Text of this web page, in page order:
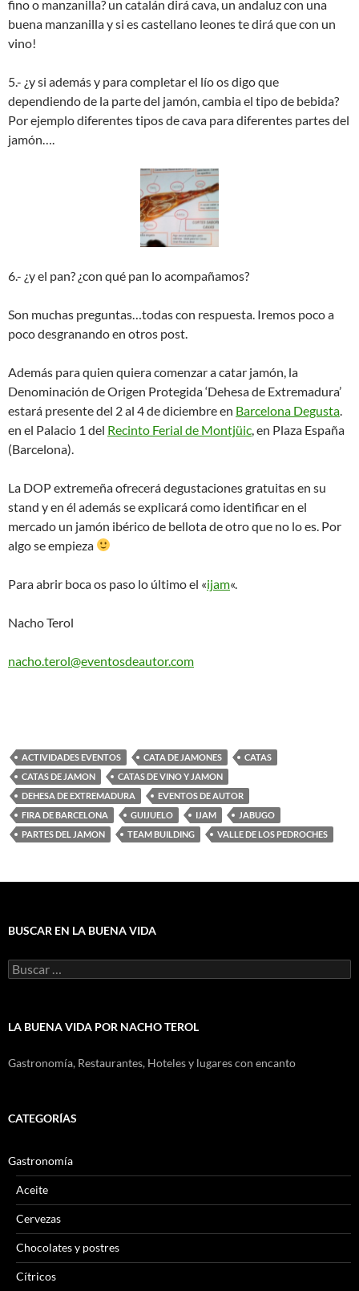
fino o manzanilla? un catalán dirá cava, un andaluz con una
buena manzanilla y si es castellano leones te dirá que con un
vino!
5.- ¿y si además y para completar el lío os digo que
dependiendo de la parte del jamón, cambia el tipo de bebida?
Por ejemplo diferentes tipos de cava para diferentes partes del
jamón….
6.- ¿y el pan? ¿con qué pan lo acompañamos?
Son muchas preguntas…todas con respuesta. Iremos poco a
poco desgranando en otros post.
Además para quien quiera comenzar a catar jamón, la
Denominación de Origen Protegida ‘Dehesa de Extremadura’
estará presente del 2 al 4 de diciembre en Barcelona Degusta
en el Palacio 1 del Recinto Ferial de Montjüic , en Plaza España
(Barcelona).
La DOP extremeña ofrecerá degustaciones gratuitas en su
stand y en él además se explicará como identificar en el
mercado un jamón ibérico de bellota de otro que no lo es. Por
algo se empieza
Para abrir boca os paso lo último el «ijam«.
Nacho Terol
nacho.terol@eventosdeautor.com
ACTIVIDADES EVENTOS CATA DE JAMONES
CATAS
CATAS DE JAMON
CATAS DE VINO Y JAMON
DEHESA DE EXTREMADURA
EVENTOS DE AUTOR
FIRA DE BARCELONA
GUIJUELO IJAM
JABUGO
PARTES DEL JAMON
TEAM BUILDING VALLE DE LOS PEDROCHES
BUSCAR EN LA BUENA VIDA
Buscar:
LA BUENA VIDA POR NACHO TEROL
Gastronomía, Restaurantes, Hoteles y lugares con encanto
CATEGORÍAS
Gastronomía
Aceite
Cervezas
Chocolates y postres
Cítricos